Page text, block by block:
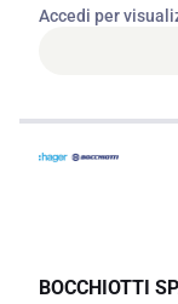
Accedi per
BOCCHIOTTI